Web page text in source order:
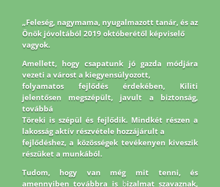
„Feleség, nagymama, nyugalmazott tanár, és az
Önök jóvoltából 2019 októberétől képviselő
vagyok.
Amellett, hogy csapatunk jó gazda módjára
vezeti a várost a kiegyensúlyozott,
folyamatos fejlődés érdekében, Kiliti
jelentősen megszépült, javult a biztonság,
továbbá
Töreki is szépül és fejlődik. Mindkét részen a
lakosság aktív részvétele hozzájárult a
fejlődéshez, a közösségek tevékenyen kiveszik
részüket a munkából.
Tudom, hogy van még mit tenni, és
amennyiben továbbra is bizalmat szavaznak,